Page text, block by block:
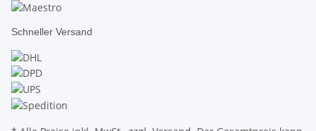
Schneller Versand